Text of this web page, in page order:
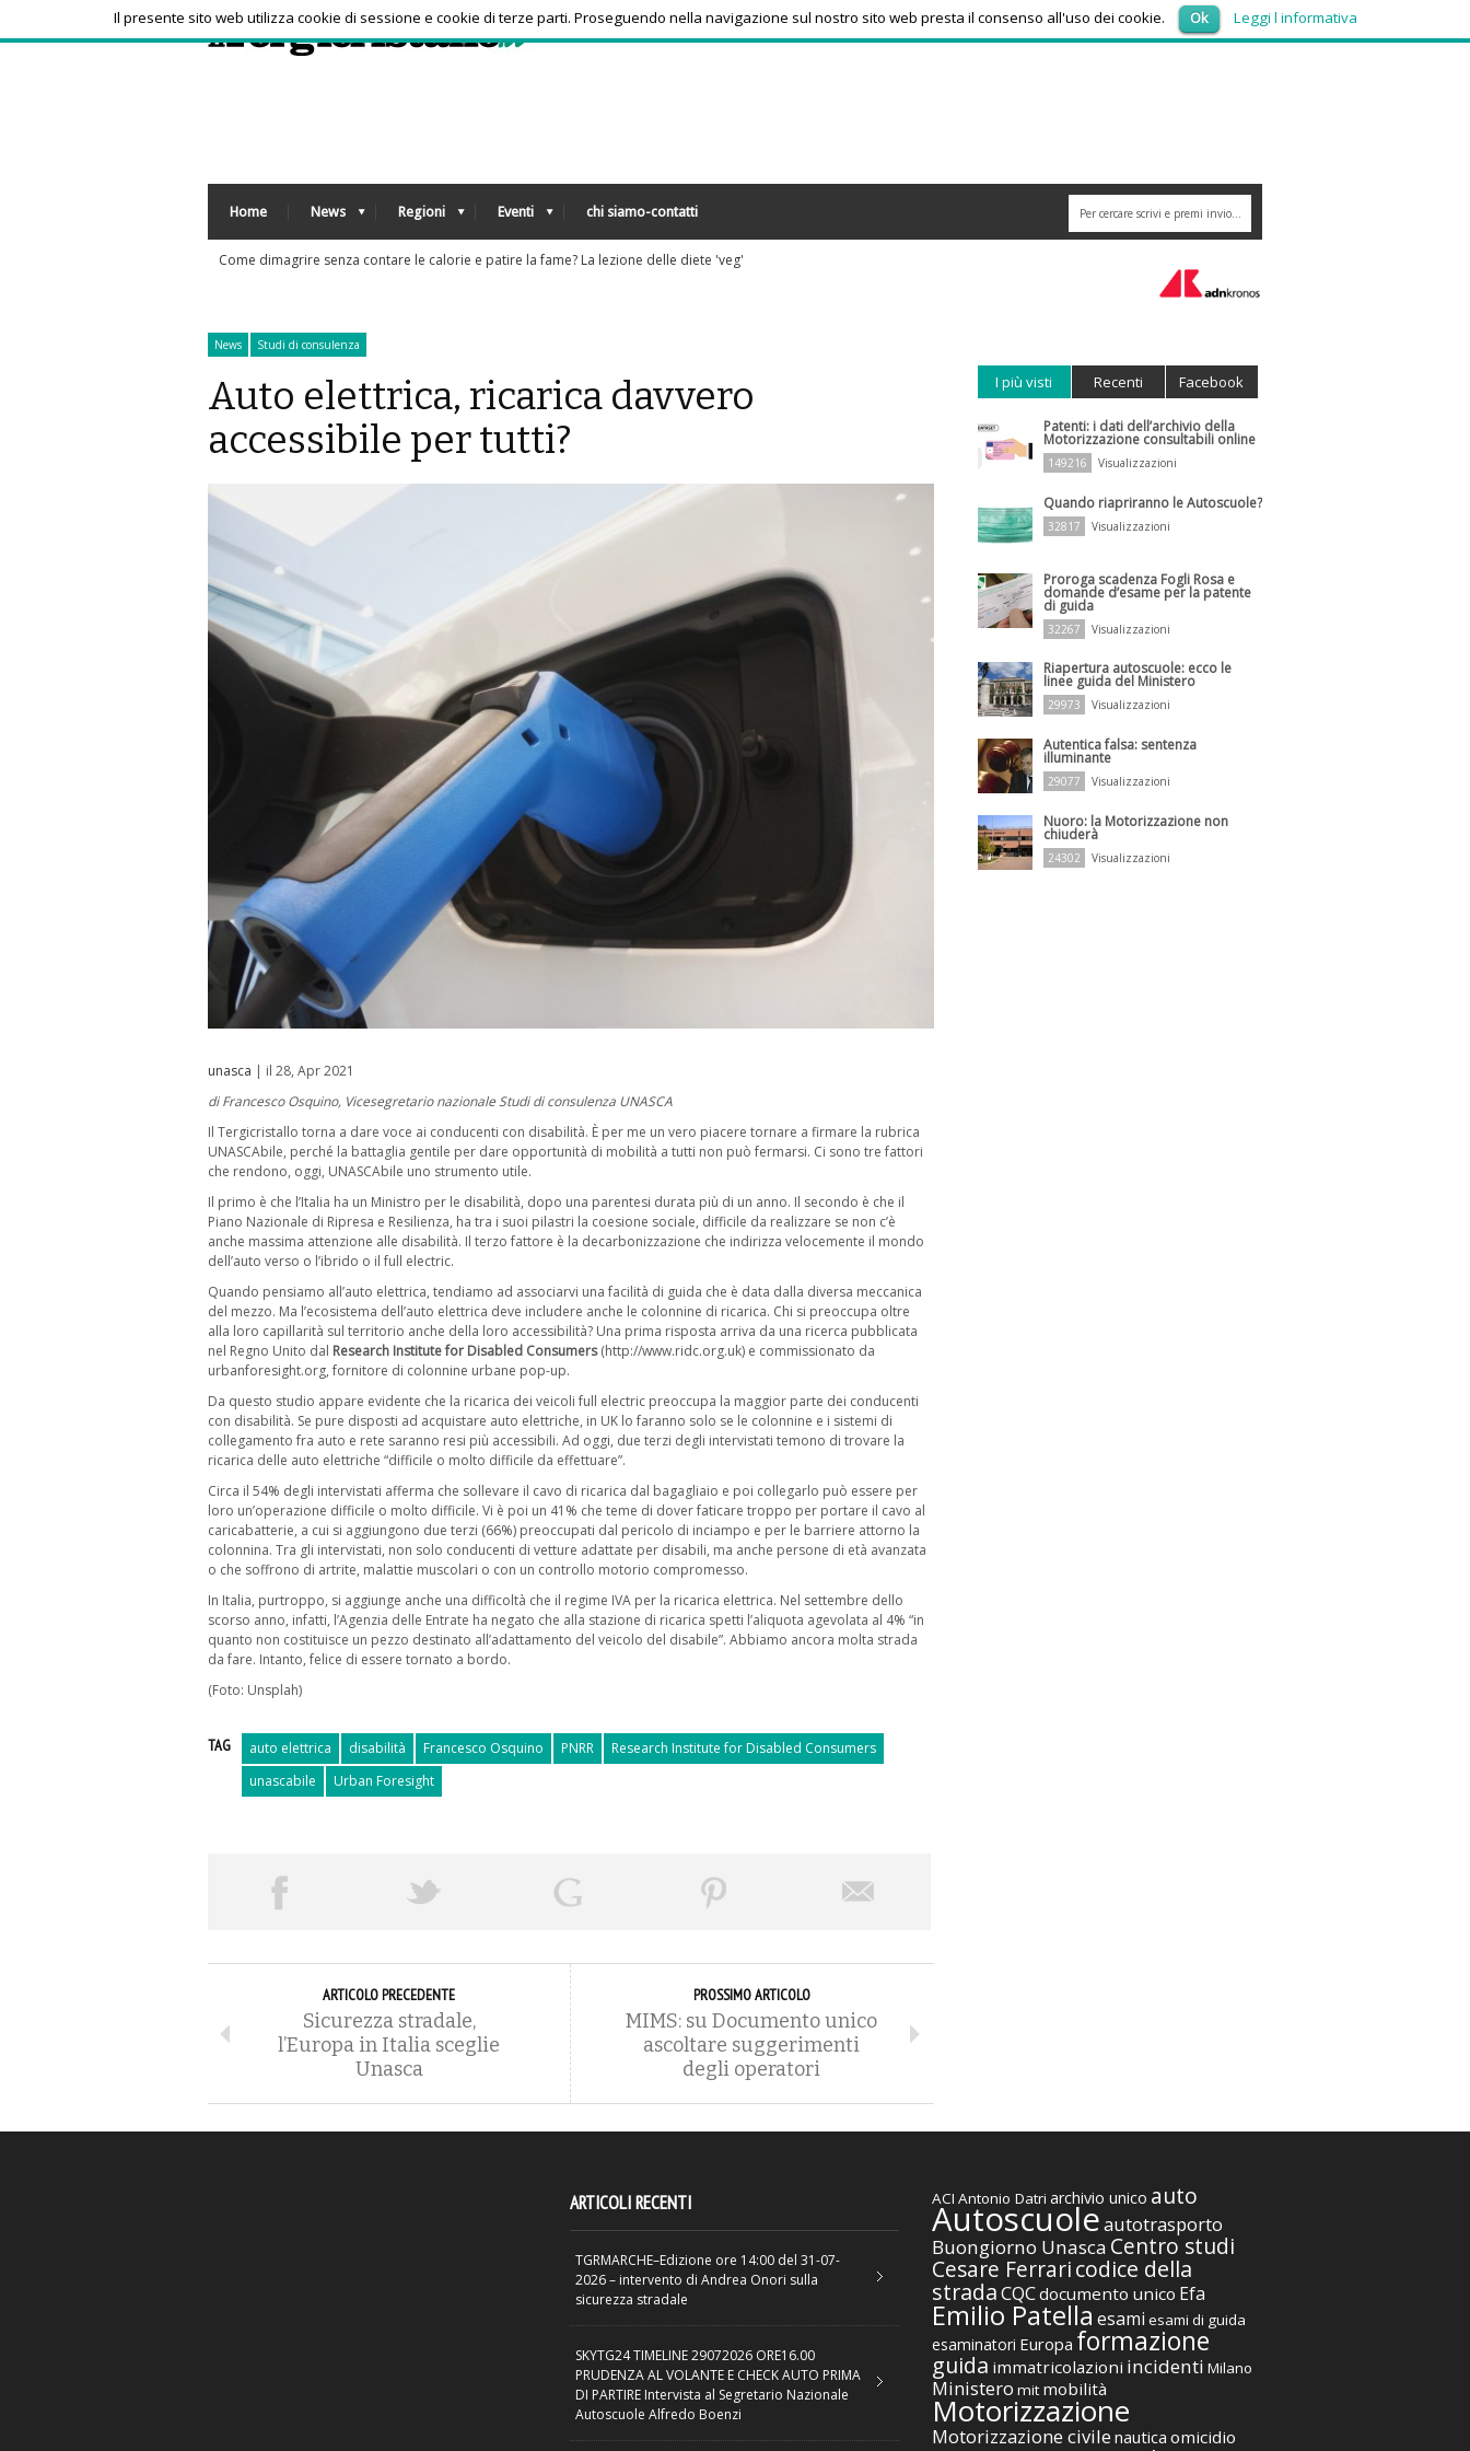
sabato 8, Agosto 2026
Home News Regioni Eventi chi siamo-contatti
Sos anziani per truffe telefoniche? Arriva l'app che risponde ai numeri sconosciuti
News Studi di consulenza
Auto elettrica, ricarica davvero
accessibile per tutti?
unasca | il 28, Apr 2021
di Francesco Osquino, Vicesegretario nazionale Studi di consulenza UNASCA
Il Tergicristallo torna a dare voce ai conducenti con disabilità. È per me un vero piacere tornare a firmare la rubrica
UNASCAbile, perché la battaglia gentile per dare opportunità di mobilità a tutti non può fermarsi. Ci sono tre fattori
che rendono, oggi, UNASCAbile uno strumento utile.
Il primo è che l’Italia ha un Ministro per le disabilità, dopo una parentesi durata più di un anno. Il secondo è che il
Piano Nazionale di Ripresa e Resilienza, ha tra i suoi pilastri la coesione sociale, difficile da realizzare se non c’è
anche massima attenzione alle disabilità. Il terzo fattore è la decarbonizzazione che indirizza velocemente il mondo
dell’auto verso o l’ibrido o il full electric.
Quando pensiamo all’auto elettrica, tendiamo ad associarvi una facilità di guida che è data dalla diversa meccanica
del mezzo. Ma l’ecosistema dell’auto elettrica deve includere anche le colonnine di ricarica. Chi si preoccupa oltre
alla loro capillarità sul territorio anche della loro accessibilità? Una prima risposta arriva da una ricerca pubblicata
nel Regno Unito dal Research Institute for Disabled Consumers(http://www.ridc.org.uk) e commissionato da
urbanforesight.org, fornitore di colonnine urbane pop-up.
Da questo studio appare evidente che la ricarica dei veicoli full electric preoccupa la maggior parte dei conducenti
con disabilità. Se pure disposti ad acquistare auto elettriche, in UK lo faranno solo se le colonnine e i sistemi di
collegamento fra auto e rete saranno resi più accessibili. Ad oggi, due terzi degli intervistati temono di trovare la
ricarica delle auto elettriche “difficile o molto difficile da effettuare”.
Circa il 54% degli intervistati afferma che sollevare il cavo di ricarica dal bagagliaio e poi collegarlo può essere per
loro un’operazione difficile o molto difficile. Vi è poi un 41% che teme di dover faticare troppo per portare il cavo al
caricabatterie, a cui si aggiungono due terzi (66%) preoccupati dal pericolo di inciampo e per le barriere attorno la
colonnina. Tra gli intervistati, non solo conducenti di vetture adattate per disabili, ma anche persone di età avanzata
o che soffrono di artrite, malattie muscolari o con un controllo motorio compromesso.
In Italia, purtroppo, si aggiunge anche una difficoltà che il regime IVA per la ricarica elettrica. Nel settembre dello
scorso anno, infatti, l’Agenzia delle Entrate ha negato che alla stazione di ricarica spetti l’aliquota agevolata al 4% “in
quanto non costituisce un pezzo destinato all’adattamento del veicolo del disabile”. Abbiamo ancora molta strada
da fare. Intanto, felice di essere tornato a bordo.
(Foto: Unsplah)
TAG auto elettrica disabilità Francesco Osquino PNRR
Research Institute for Disabled Consumers
unascabile
Urban Foresight
ARTICOLO PRECEDENTE
Sicurezza stradale,
l’Europa in Italia sceglie
Unasca
PROSSIMO ARTICOLO
MIMS: su Documento unico
ascoltare suggerimenti
degli operatori
I più visti Recenti Facebook
Patenti: i dati dell’archivio della
Motorizzazione consultabili online
149216 Visualizzazioni
Quando riapriranno le Autoscuole?
32817 Visualizzazioni
Proroga scadenza Fogli Rosa e
domande d’esame per la patente
di guida
32267 Visualizzazioni
Riapertura autoscuole: ecco le
linee guida del Ministero
29973 Visualizzazioni
Autentica falsa: sentenza
illuminante
29077 Visualizzazioni
Nuoro: la Motorizzazione non
chiuderà
24302 Visualizzazioni
ARTICOLI RECENTI
TGRMARCHE–Edizione ore 14:00 del 31-07-
2026 – intervento di Andrea Onori sulla
sicurezza stradale
SKYTG24 TIMELINE 29072026 ORE16.00
PRUDENZA AL VOLANTE E CHECK AUTO PRIMA
DI PARTIRE Intervista al Segretario Nazionale
Autoscuole Alfredo Boenzi
ACI Antonio Datri archivio unico auto
Autoscuoleautotrasporto
Buongiorno Unasca Centro studi
Cesare Ferraricodice della
stradaCQCdocumento unico Efa
Emilio Patella esami esami di guida
esaminatori Europa formazione
guida immatricolazioni incidenti Milano
Ministero mit mobilità
Motorizzazione
Motorizzazione civile nautica omicidio
Il presente sito web utilizza cookie di sessione e cookie di terze parti. Proseguendo nella navigazione sul nostro sito web presta il consenso all'uso dei cookie. Ok Leggi l informativa